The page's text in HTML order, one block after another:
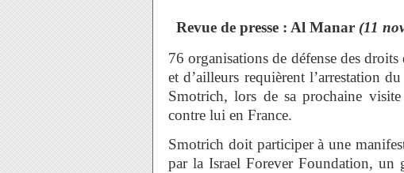
Revue de presse : Al Manar (11
76 organisations de défense des
et d’ailleurs requièrent l’arrestation
Smotrich, lors de sa prochaine
contre lui en France.
Smotrich doit participer à une
par la Israel Forever Foundation, un